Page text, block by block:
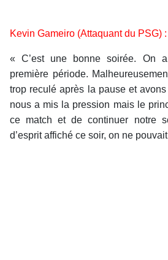
Kevin Gameiro (Attaquant du PSG) :
« C’est une bonne soirée. On
première période.
trop reculé après la pause et
nous a mis la pression mais le
ce match et de continuer notre
d’esprit affiché ce soir, on ne